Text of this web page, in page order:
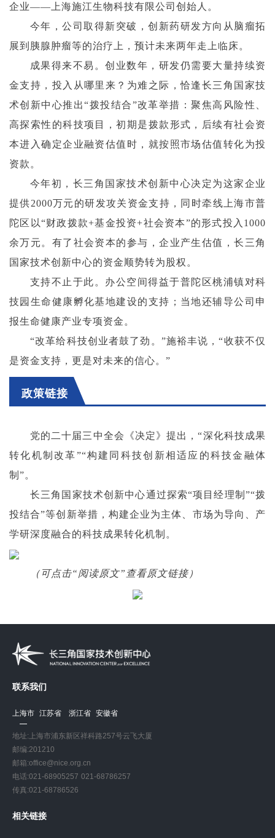
企业——上海施江生物科技有限公司创始人。
今年，公司取得新突破，创新药研发方向从脑瘤拓
展到胰腺肿瘤等的治疗上，预计未来两年走上临床。
成果得来不易。创业数年，研发仍需要大量持续资
金支持，投入从哪里来？为难之际，恰逢长三角国家技
术创新中心推出“拨投结合”改革举措：聚焦高风险性、
高探索性的科技项目，初期是拨款形式，后续有社会资
本进入确定企业融资估值时，就按照市场估值转化为投
资款。
今年初，长三角国家技术创新中心决定为这家企业
提供2000万元的研发攻关资金支持，同时牵线上海市普
陀区以“财政拨款+基金投资+社会资本”的形式投入1000
余万元。有了社会资本的参与，企业产生估值，长三角
国家技术创新中心的资金顺势转为股权。
支持不止于此。办公空间得益于普陀区桃浦镇对科
技园生命健康孵化基地建设的支持；当地还辅导公司申
报生命健康产业专项资金。
“改革给科技创业者鼓了劲。”施裕丰说，“收获不仅
是资金支持，更是对未来的信心。”
政策链接
党的二十届三中全会《决定》提出，“深化科技成果
转化机制改革”“构建同科技创新相适应的科技金融体
制”。
长三角国家技术创新中心通过探索“项目经理制”“拨
投结合”等创新举措，构建企业为主体、市场为导向、产
学研深度融合的科技成果转化机制。
（可点击“阅读原文”查看原文链接）
联系我们
上海市 江苏省 浙江省 安徽省
地址:上海市浦东新区祥科路257号云飞大厦
邮编:201210
邮箱:office@nice.org.cn
电话:021-68905257 021-68786257
传真:021-68786526
相关链接